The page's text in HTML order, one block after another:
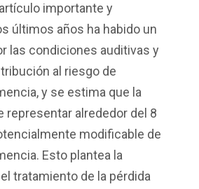
importante y
últimos años ha habido un
las condiciones auditivas y
al riesgo de
y se estima que la
representar alrededor del 8
modificable de
Esto plantea la
tratamiento de la pérdida